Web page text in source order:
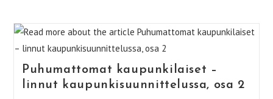
Puhumattomat kaupunkilaiset –
linnut kaupunkisuunnittelussa, osa 2